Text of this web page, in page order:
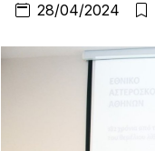
28/04/2024